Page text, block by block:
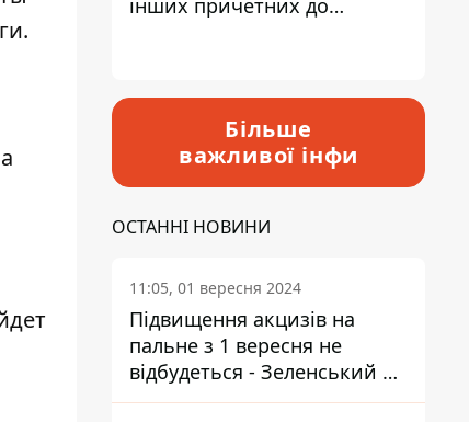
.
інших причетних до
Більше
важливої інфи
ОСТАННІ НОВИНИ
11:05, 01 вересня 2024
Підвищення акцизів на
пальне з 1 вересня не
відбудеться - Зеленський не
підписав закон